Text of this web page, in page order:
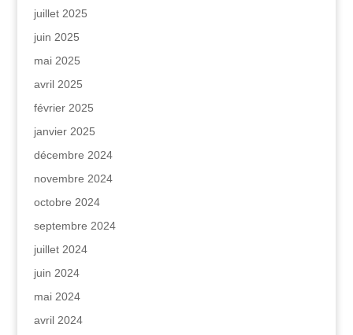
juillet 2025
juin 2025
mai 2025
avril 2025
février 2025
janvier 2025
décembre 2024
novembre 2024
octobre 2024
septembre 2024
juillet 2024
juin 2024
mai 2024
avril 2024